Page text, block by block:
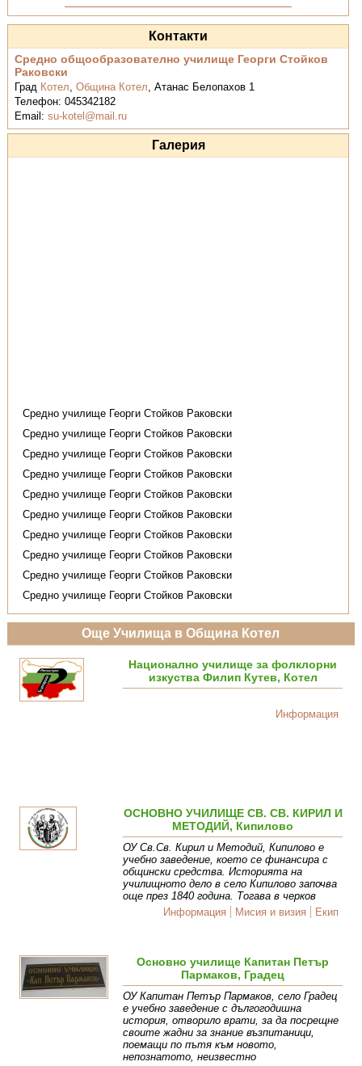
Контакти
Средно общообразователно училище Георги Стойков
Раковски
Град Котел,Община Котел,Атанас Белопахов 1
Телефон:045342182
Email:su-kotel@mail.ru
Галерия
Средно училище Георги Стойков Раковски
Средно училище Георги Стойков Раковски
Средно училище Георги Стойков Раковски
Средно училище Георги Стойков Раковски
Средно училище Георги Стойков Раковски
Средно училище Георги Стойков Раковски
Средно училище Георги Стойков Раковски
Средно училище Георги Стойков Раковски
Средно училище Георги Стойков Раковски
Средно училище Георги Стойков Раковски
Още Училища в Община Котел
Национално училище за фолклорни
изкуства Филип Кутев, Котел
Информация
ОСНОВНО УЧИЛИЩЕ СВ. СВ. КИРИЛ И
МЕТОДИЙ, Кипилово
ОУ Св.Св. Кирил и Методий, Кипилово е
учебно заведение, което се финансира с
общински средства. Историята на
училищното дело в село Кипилово започва
още през 1840 година. Тогава в черков
Информация
Мисия и визия Екип
Основно училище Капитан Петър
Пармаков, Градец
ОУ Капитан Петър Пармаков, село Градец
е учебно заведение с дългогодишна
история, отворило врати, за да посрещне
своите жадни за знание възпитаници,
поемащи по пътя към новото,
непознатото, неизвестно